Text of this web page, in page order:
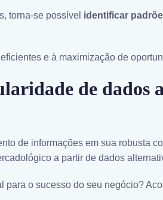
torna-se possível identificar
e à maximização de
de dados
de informações em sua robusta
a partir de dados
o sucesso do seu negócio?